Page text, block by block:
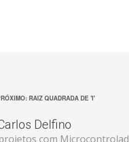
RAIZ QUADRADA DE 'I'
Delfino
com